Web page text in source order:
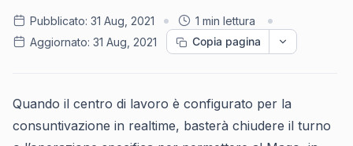
Pubblicato: 31 Aug, 2021
1 min lettura
Aggiornato: 31 Aug, 2021 Copia pagina
Quando il centro di lavoro è configurato per la
consuntivazione in realtime, basterà chiudere il turno